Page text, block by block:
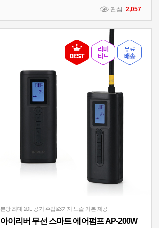
관심 2,057
분당 최대 20L 공기 주입&3가지 노즐 기본 제공
아이리버 무선 스마트 에어펌프 AP-200W